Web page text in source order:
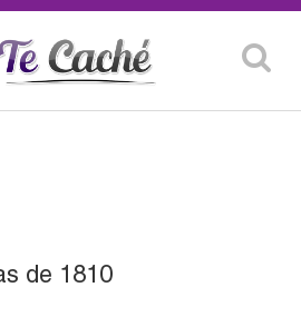
de 1810